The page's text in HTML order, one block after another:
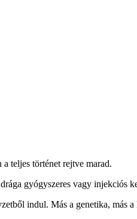
teljes történet rejtve marad.
gyógyszeres vagy injekciós
indul. Más a genetika, más